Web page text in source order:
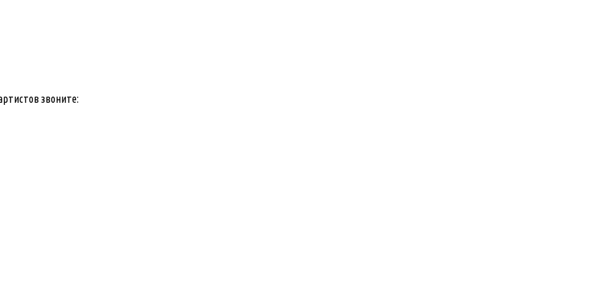
звоните: